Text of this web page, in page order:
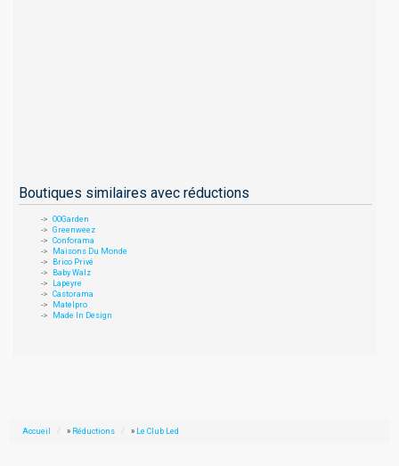
Boutiques similaires avec réductions
OOGarden
Greenweez
Conforama
Maisons Du Monde
Brico Privé
Baby Walz
Lapeyre
Castorama
Matelpro
Made In Design
Accueil » Réductions » Le Club Led